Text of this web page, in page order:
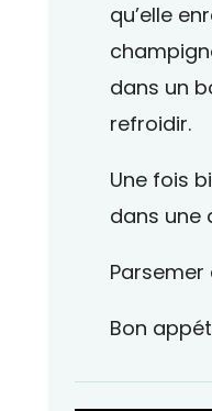
qu’elle
dans un
refroidir.
Une fois
dans une
Bon